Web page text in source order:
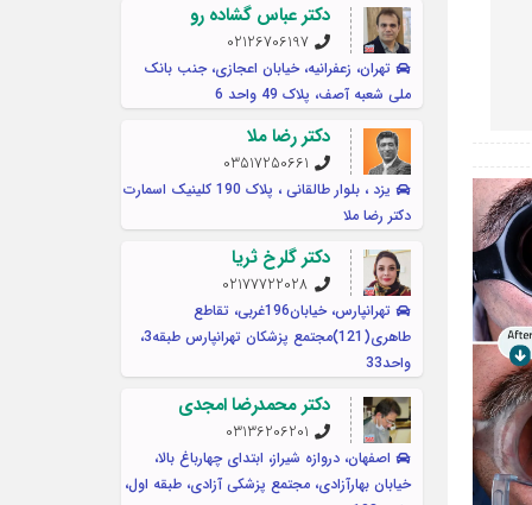
دکتر عباس گشاده رو
02126706197
تهران، زعفرانیه، خیابان اعجازی، جنب بانک
ملی شعبه آصف، پلاک 49 واحد 6
دکتر رضا ملا
03517250661
یزد ، بلوار طالقانی ، پلاک 190 کلینیک اسمارت
دکتر رضا ملا
دکتر گلرخ ثریا
02177722028
تهرانپارس، خیابان196غربی، تقاطع
طاهری(121)مجتمع پزشکان تهرانپارس طبقه3،
واحد33
دکتر محمدرضا امجدی
03136206201
اصفهان، دروازه شیراز، ابتدای چهارباغ بالا،
خیابان بهارآزادی، مجتمع پزشکی آزادی، طبقه اول،